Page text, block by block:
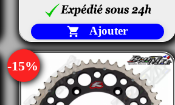
 Ajouter
-15%